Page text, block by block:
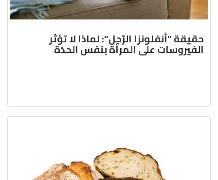
حقيقة "أنفلونزا الرّجل": لماذا لا تؤثر
الفيروسات على المرأة بنفس الحدّة